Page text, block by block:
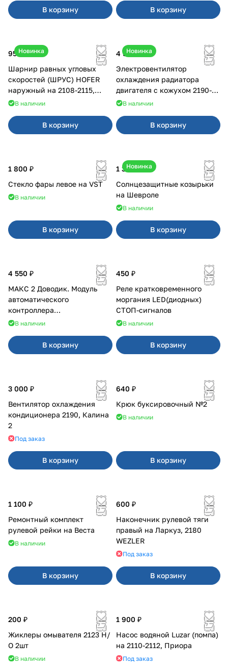
В корзину В корзину
Новинка
950 ₽
Шарнир равных угловых
скоростей (ШРУС) HOFER
наружный на 2108-2115,
2110-2112
В наличии
В корзину
Новинка
4 550 ₽
Электровентилятор
охлаждения радиатора
двигателя с кожухом 2190-
2194 н/о с кондиционером
В наличии
В корзину
1 800 ₽
Стекло фары левое на VST
В наличии
В корзину
Новинка
1 350 ₽
Солнцезащитные козырьки
на Шевроле
В наличии
В корзину
4 550 ₽
МАКС 2 Доводик. Модуль
автоматического
контроллера
стеклоподъемников для
В наличии
В корзину
450 ₽
Реле кратковременного
моргания LED(диодных)
СТОП-сигналов
В наличии
В корзину
3 000 ₽
Вентилятор охлаждения
кондиционера 2190, Калина
2
Под заказ
В корзину
640 ₽
Крюк буксировочный №2
В наличии
В корзину
1 100 ₽
Ремонтный комплект
рулевой рейки на Веста
В наличии
В корзину
600 ₽
Наконечник рулевой тяги
правый на Ларкуз, 2180
WEZLER
Под заказ
В корзину
200 ₽
Жиклеры омывателя 2123 Н/
О 2шт
В наличии
1 900 ₽
Насос водяной Luzar (помпа)
на 2110-2112, Приора
Под заказ